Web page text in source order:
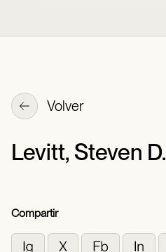
Volver
Levitt, Steven D.
Compartir